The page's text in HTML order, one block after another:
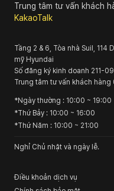
Trung tâm tư vấn khách
KakaoTalk
Tầng 2 & 6, Tòa nhà Suil, 114
mỹ Hyundai
Số đăng ký kinh doanh 211-
Trung tâm tư vấn khách hàng
*Ngày thường : 10:00 ~ 19:00
*Thứ Bảy : 10:00 ~ 16:00
*Thứ Năm : 10:00 ~ 21:00
Nghỉ Chủ nhật và ngày lễ.
Điều khoản dịch vụ